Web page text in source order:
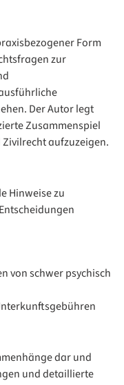
Form
zur
Der Autor legt
Zusammenspiel
aufzuzeigen.
Hinweise zu
von schwer psychisch
dar und
und detaillierte